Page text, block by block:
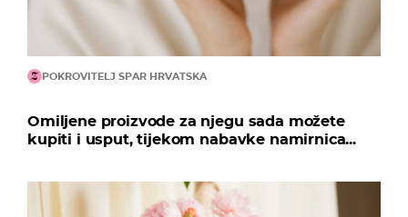
POKROVITELJ SPAR HRVATSKA
Omiljene proizvode za njegu sada možete
kupiti i usput, tijekom nabavke namirnica...